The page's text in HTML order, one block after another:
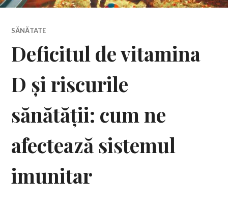
SĂNĂTATE
Deficitul de vitamina
D și riscurile
sănătății: cum ne
afectează sistemul
imunitar